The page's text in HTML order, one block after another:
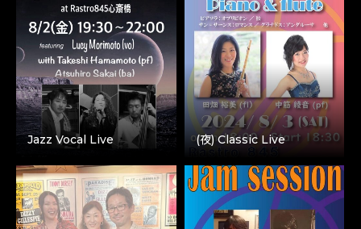
Jazz Vocal Live (夜) Classic Live